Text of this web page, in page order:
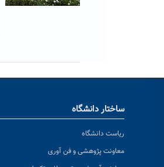
ساختار دانشگاه
ریاست دانشگاه
معاونت پژوهشی و فن آوری